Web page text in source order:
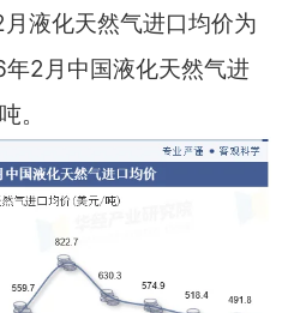
液化天然气进口均价为
2月中国液化天然气进
。